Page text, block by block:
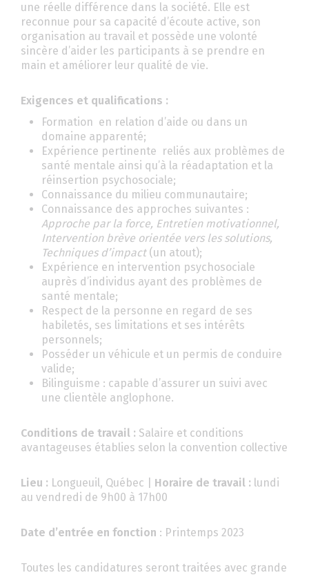
une réelle différence dans la société. Elle est
reconnue pour sa capacité d’écoute active, son
organisation au travail et possède une volonté
sincère d’aider les participants à se prendre en
main et améliorer leur qualité de vie.
Exigences et qualifications :
Formation en relation d’aide ou dans un
domaine apparenté;
Expérience pertinente reliés aux problèmes de
santé mentale ainsi qu’à la réadaptation et la
réinsertion psychosociale;
Connaissance du milieu communautaire;
Connaissance des approches suivantes :
Approche par la force, Entretien motivationnel,
Intervention brève orientée vers les solutions,
Techniques d’impact(un atout);
Expérience en intervention psychosociale
auprès d’individus ayant des problèmes de
santé mentale;
Respect de la personne en regard de ses
habiletés, ses limitations et ses intérêts
personnels;
Posséder un véhicule et un permis de conduire
valide;
Bilinguisme : capable d’assurer un suivi avec
une clientèle anglophone.
Conditions de travail : Salaire et conditions
avantageuses établies selon la convention collective
Lieu : Longueuil, Québec | Horaire de travail : lundi
au vendredi de 9h00 à 17h00
Date d’entrée en fonction : Printemps 2023
Toutes les candidatures seront traitées avec grande